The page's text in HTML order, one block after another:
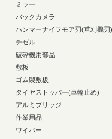
ミラー
バックカメラ
ハンマーナイフモア刃(草刈機刃)
チゼル
破砕機用部品
敷板
ゴム製敷板
タイヤストッパー(車輪止め)
アルミブリッジ
作業用品
ワイパー